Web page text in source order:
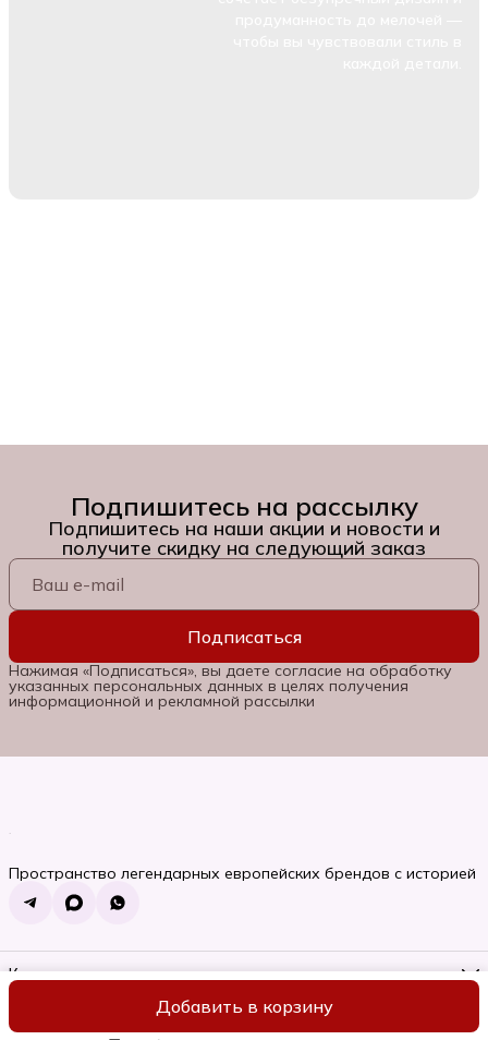
Добавить в корзину
Подпишитесь на рассылку
Подпишитесь на наши акции и новости и
получите скидку на следующий заказ
Подписаться
Нажимая «Подписаться», вы даете согласие на обработку
указанных персональных данных в целях получения
информационной и рекламной рассылки
Пространство легендарных европейских брендов с историей
Контакты
Режим работы
ИП Семяновская Ольга СергеевнаОплатаДоставкаПравила